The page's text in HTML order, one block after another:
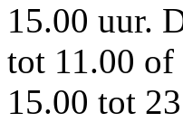
15.00 uur.
tot 11.00 of
15.00 tot